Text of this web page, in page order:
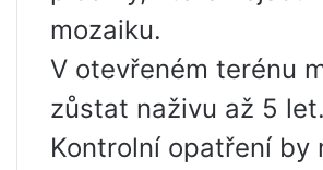
mozaiku.
V otevřeném terénu
zůstat naživu až 5 let.
Kontrolní opatření by